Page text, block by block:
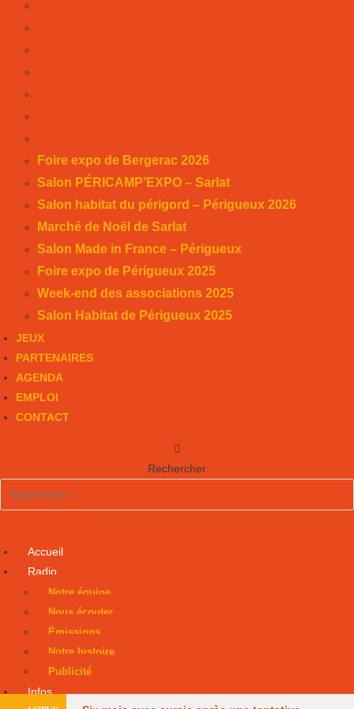
Foire expo de Bergerac 2026
Salon PÉRICAMP’EXPO – Sarlat
Salon habitat du périgord – Périgueux 2026
Marché de Noël de Sarlat
Salon Made in France – Périgueux
Foire expo de Périgueux 2025
Week-end des associations 2025
Salon Habitat de Périgueux 2025
JEUX
PARTENAIRES
AGENDA
EMPLOI
CONTACT
Rechercher
Accueil
Radio
Notre équipe
Nous écouter
Émissions
Notre histoire
Publicité
Infos